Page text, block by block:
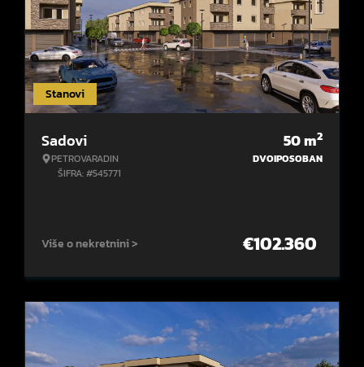
Stanovi
Sadovi
PETROVARADIN
ŠIFRA: #545771
50m2
DVOIPOSOBAN
Više o nekretnini > €102.360